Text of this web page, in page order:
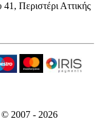
Περιστέρι Αττικής
© 2007 - 2026